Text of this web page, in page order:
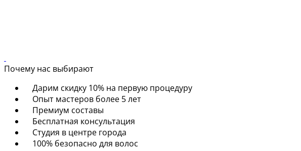
Почему нас выбирают
Дарим скидку 10% на первую процедуру
Опыт мастеров более 5 лет
Премиум составы
Бесплатная консультация
Студия в центре города
100% безопасно для волос